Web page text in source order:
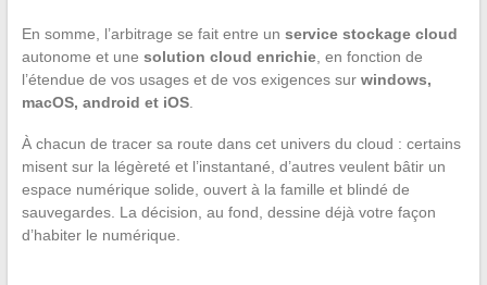
En somme, l’arbitrage se fait entre un service stockage cloud
autonome et une solution cloud enrichie, en fonction de
l’étendue de vos usages et de vos exigences sur windows,
macOS, android et iOS.
À chacun de tracer sa route dans cet univers du cloud : certains
misent sur la légèreté et l’instantané, d’autres veulent bâtir un
espace numérique solide, ouvert à la famille et blindé de
sauvegardes. La décision, au fond, dessine déjà votre façon
d’habiter le numérique.